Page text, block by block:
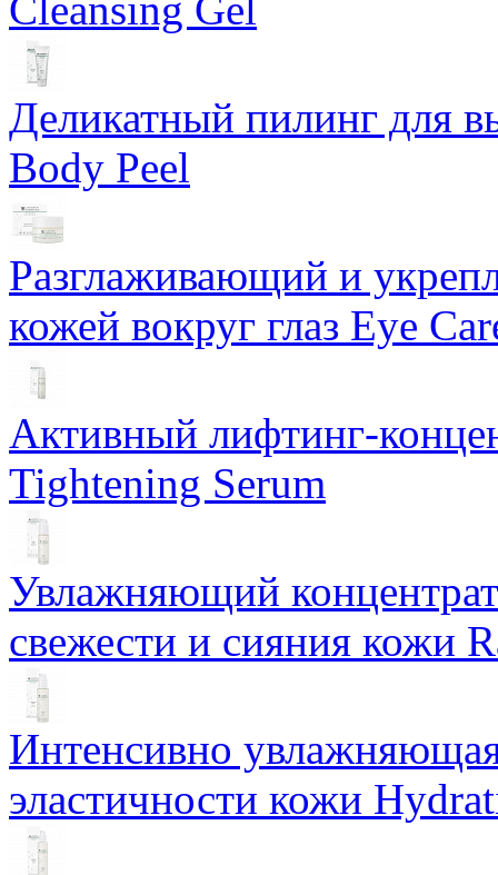
Деликатный пилинг для
Body Peel
Разглаживающий и
кожей вокруг глаз Eye
Активный лифтинг-
Tightening Serum
Увлажняющий
свежести и сияния кожи
Интенсивно
эластичности кожи